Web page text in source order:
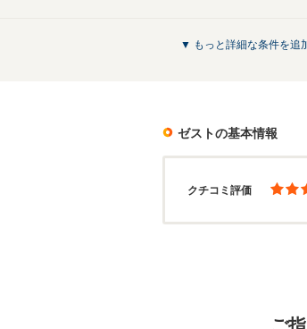
▼ もっと詳細な条件を追
ゼストの基本情報
クチコミ評価